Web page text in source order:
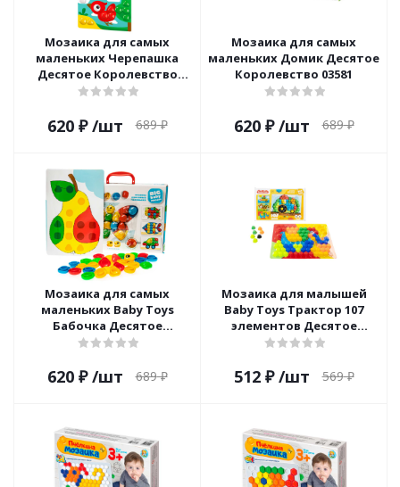
Мозаика для самых
маленьких Черепашка
Десятое Королевство
03582
620₽ /шт 689₽
Мозаика для самых
маленьких Домик Десятое
Королевство 03581
620₽ /шт 689₽
Мозаика для самых
маленьких Baby Toys
Бабочка Десятое
Королевство 03580
620₽ /шт 689₽
Мозаика для малышей
Baby Toys Трактор 107
элементов Десятое
Королевство 03579
512₽ /шт 569₽